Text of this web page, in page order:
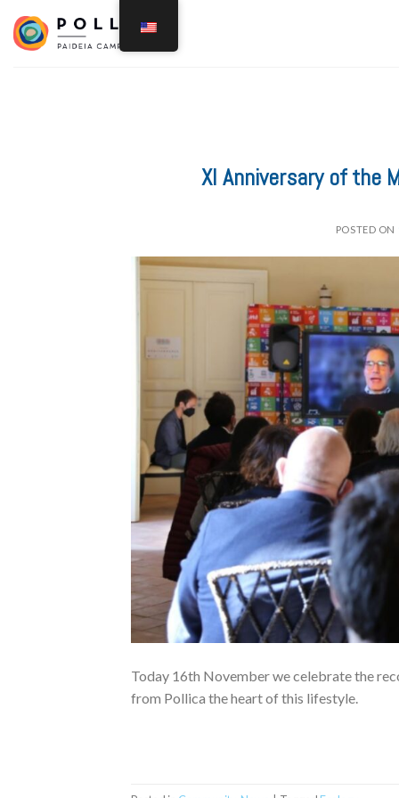
XI Anniversary of the
POSTED ON
Today 16th November we celebrate the
from Pollica the heart of this lifestyle.